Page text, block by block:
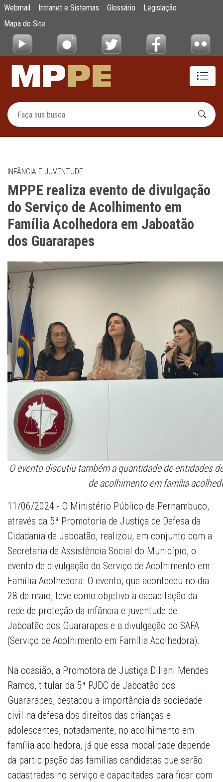
Pular para o Conteúdo principal
MPPE realiza evento de divulgação do
Webmail Intranet e Sistemas Glossário
Legislação
Mapa do Site
INFÂNCIA E JUVENTUDE
MPPE realiza evento de divulgação
do Serviço de Acolhimento em
Família Acolhedora em Jaboatão
dos Guararapes
O evento discutiu também a quantidade de entidades
de acolhimento em família
11/06/2024 - O Ministério Público de Pernambuco,
através da 5ª Promotoria de Justiça de Defesa da
Cidadania de Jaboatão, realizou, em conjunto com a
Secretaria de Assistência Social do Município, o
evento de divulgação do Serviço de Acolhimento em
Família Acolhedora. O evento, que aconteceu no dia
28 de maio, teve como objetivo a capacitação da
rede de proteção da infância e juventude de
Jaboatão dos Guararapes e a divulgação do SAFA
(Serviço de Acolhimento em Família Acolhedora).
Na ocasião, a Promotora de Justiça Diliani Mendes
Ramos, titular da 5ª PJDC de Jaboatão dos
Guararapes, destacou a importância da sociedade
civil na defesa dos direitos das crianças e
adolescentes, notadamente, no acolhimento em
família acolhedora, já que essa modalidade depende
da participação das famílias candidatas que serão
cadastradas no serviço e capacitadas para ficar com